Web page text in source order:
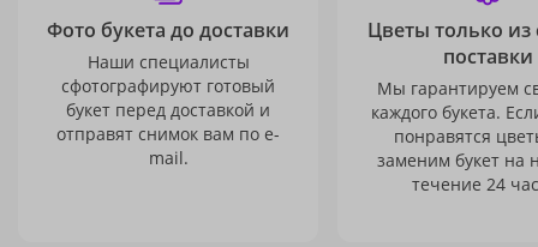
Фото букета до доставки
Наши специалисты
сфотографируют готовый
букет перед доставкой и
отправят снимок вам по e-
mail.
Цветы только из
поставки
Мы гарантируем
каждого букета.
понравятся
заменим букет на
течение 24